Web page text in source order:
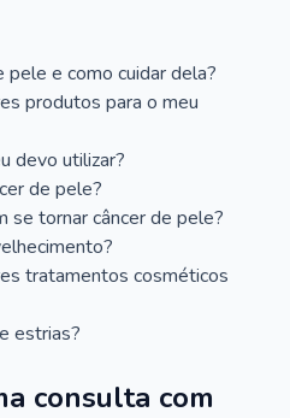
e como cuidar dela?
produtos para o meu
devo utilizar?
de pele?
se tornar câncer de pele?
tratamentos cosméticos
estrias?
consulta com